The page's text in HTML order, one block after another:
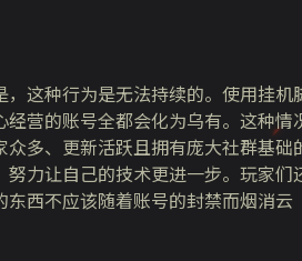
这种行为是无法持续的。使用挂机
营的账号全都会化为乌有。这种情
多、更新活跃且拥有庞大社群基础
力让自己的技术更进一步。玩家们
西不应该随着账号的封禁而烟消云